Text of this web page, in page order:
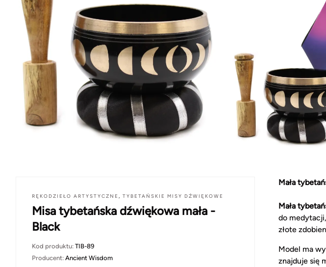
RĘKODZIEŁO ARTYSTYCZNE , TYBETAŃSKIE MISY DŹWIĘKOWE
Misa tybetańska dźwiękowa mała -
Black
Kod produktu: TIB-89
Producent: Ancient Wisdom
Mała
Mała
do
złote
Model ma
znajduje się